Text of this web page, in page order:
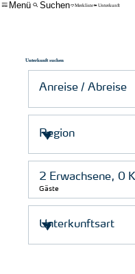
Menü Suchen Merkliste Unterkunft
Unterkunft suchen
Gäste